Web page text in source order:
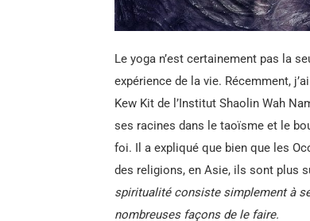
Le yoga n’est certainement pas la
expérience de la vie. Récemment,
Kew Kit de l’Institut Shaolin Wah
ses racines dans le taoïsme et le
foi. Il a expliqué que bien que les
des religions, en Asie, ils sont plus
spiritualité consiste simplement à
nombreuses façons de le faire.